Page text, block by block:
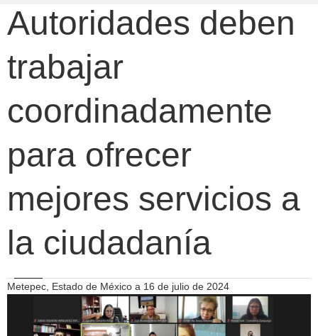
Autoridades deben
trabajar
coordinadamente
para ofrecer
mejores servicios a
la ciudadanía
Metepec, Estado de México a 16 de julio de 2024